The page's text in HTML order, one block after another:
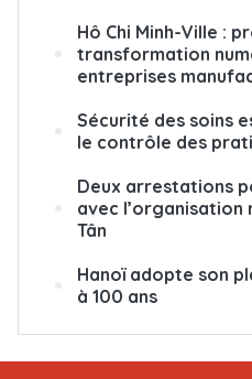
Hô Chi Minh-Ville :
transformation
entreprises
Sécurité des soins
le contrôle des
Deux arrestations
avec
Tân
Hanoï adopte son
à 100 ans